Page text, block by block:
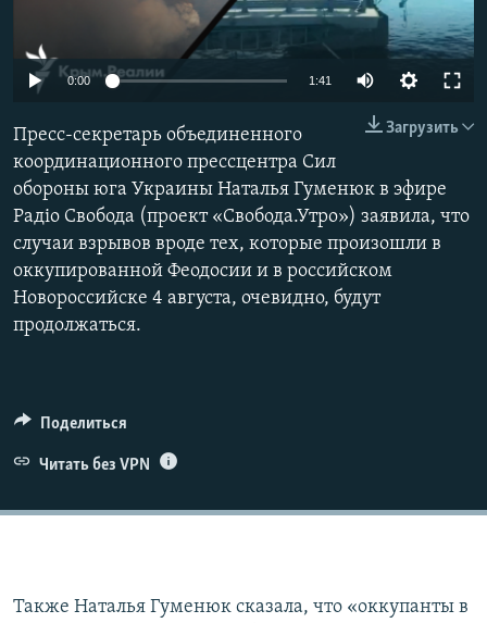
УКРАИНСКАЯ ПРОБЛЕМА КРЫМА
Все сайты RFE/RL
Auto 360p
720p 1080p
0:00 1:41
240p
480p
1080p
Загрузить
Пресс-секретарь объединенного
координационного прессцентра Сил
обороны юга Украины Наталья Гуменюк в эфире
Радіо Свобода (проект «Свобода.Утро») заявила, что
случаи взрывов вроде тех, которые произошли в
оккупированной Феодосии и в российском
Новороссийске 4 августа, очевидно, будут
продолжаться.
Поделиться
Читать без VPN
Также Наталья Гуменюк сказала, что «оккупанты в